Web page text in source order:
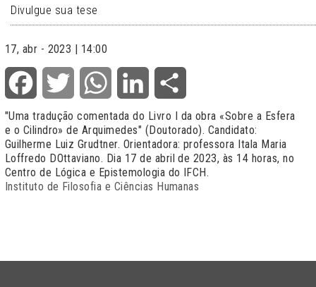
Divulgue sua tese
17, abr - 2023 | 14:00
Facebook Twitter WhatsApp LinkedIn
"Uma tradução comentada do Livro I da obra «Sobre a Esfera
e o Cilindro» de Arquimedes" (Doutorado). Candidato:
Guilherme Luiz Grudtner. Orientadora: professora Itala Maria
Loffredo DOttaviano. Dia 17 de abril de 2023, às 14 horas, no
Centro de Lógica e Epistemologia do IFCH.
Instituto de Filosofia e Ciências Humanas